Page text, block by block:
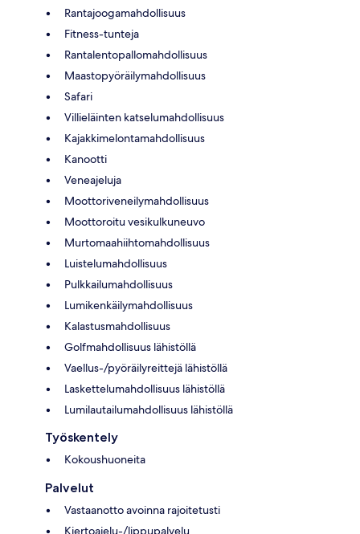
Rantajoogamahdollisuus
Fitness-tunteja
Rantalentopallomahdollisuus
Maastopyöräilymahdollisuus
Safari
Villieläinten katselumahdollisuus
Kajakkimelontamahdollisuus
Kanootti
Veneajeluja
Moottoriveneilymahdollisuus
Moottoroitu vesikulkuneuvo
Murtomaahiihtomahdollisuus
Luistelumahdollisuus
Pulkkailumahdollisuus
Lumikenkäilymahdollisuus
Kalastusmahdollisuus
Golfmahdollisuus lähistöllä
Vaellus-/pyöräilyreittejä lähistöllä
Laskettelumahdollisuus lähistöllä
Lumilautailumahdollisuus lähistöllä
Työskentely
Kokoushuoneita
Palvelut
Vastaanotto avoinna rajoitetusti
Kiertoajelu-/lippupalvelu